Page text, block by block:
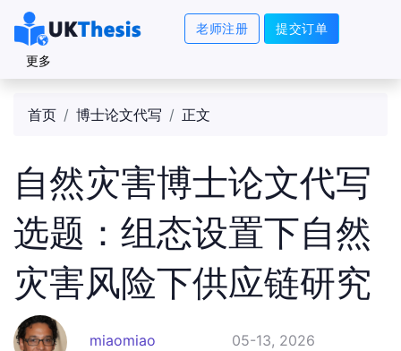
老师注册 提交订单
更多
首页 博士论文代写 正文
自然灾害博士论文代写
选题：组态设置下自然
灾害风险下供应链研究
miaomiao 05-13, 2026